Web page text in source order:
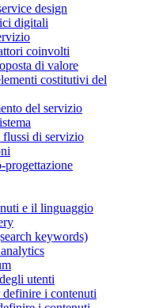
design
digitali
coinvolti
di valore
costitutivi del
del servizio
flussi di servizio
progettazione
e il linguaggio
keywords)
utenti
definire i contenuti